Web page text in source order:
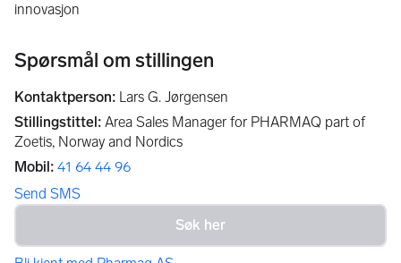
innovasjon
Spørsmål om stillingen
Kontaktperson: Lars G. Jørgensen
Stillingstittel: Area Sales Manager for PHARMAQ part of
Zoetis, Norway and Nordics
Mobil: 41 64 44 96
Send SMS